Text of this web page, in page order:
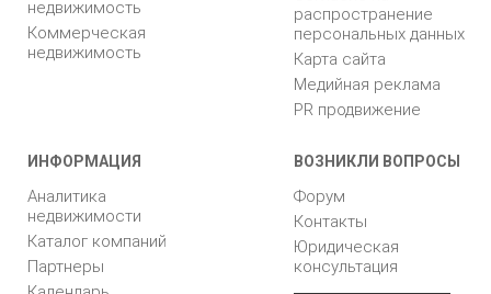
недвижимость
Коммерческая
недвижимость
распространение
персональных данных
Карта сайта
Медийная реклама
PR продвижение
ИНФОРМАЦИЯ
Аналитика
недвижимости
Каталог компаний
Партнеры
ВОЗНИКЛИ ВОПРОСЫ
Форум
Контакты
Юридическая
консультация